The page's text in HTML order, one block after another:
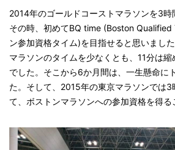
2014年のゴールドコーストマラソンを3時
その時、初めてBQ time (Boston Qualified
ン参加資格タイム)を目指せると思いまし
マラソンのタイムを少なくとも、11分は
でした。そこから6か月間は、一生懸命に
た。そして、2015年の東京マラソンでは
て、ボストンマラソンへの参加資格を得る